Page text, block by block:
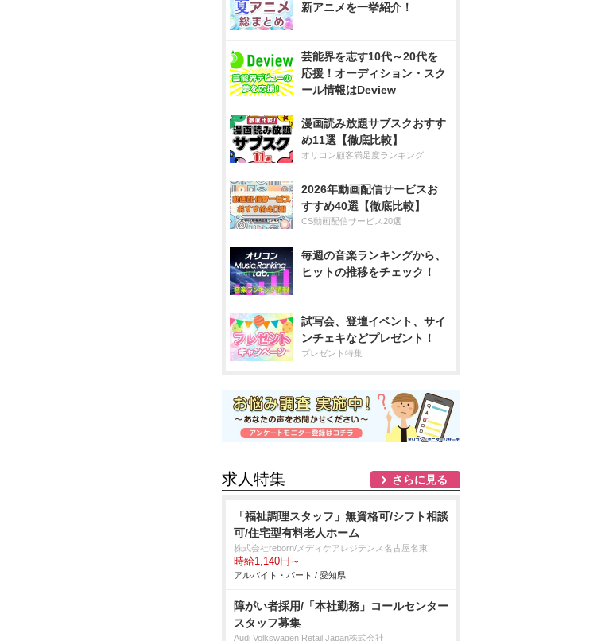
新アニメを一挙紹介！
芸能界を志す10代～20代を
応援！オーディション・スク
ール情報はDeview
漫画読み放題サブスクおすす
め11選【徹底比較】
オリコン顧客満足度ランキング
2026年動画配信サービスお
すすめ40選【徹底比較】
CS動画配信サービス20選
毎週の音楽ランキングから、
ヒットの推移をチェック！
試写会、登壇イベント、サイ
ンチェキなどプレゼント！
プレゼント特集
求人特集 さらに見る
「福祉調理スタッフ」無資格可/シフト相談
可/住宅型有料老人ホーム
株式会社reborn/メディケアレジデンス名古屋名東
時給1,140円～
アルバイト・パート / 愛知県
障がい者採用/「本社勤務」コールセンター
スタッフ募集
Audi Volkswagen Retail Japan株式会社